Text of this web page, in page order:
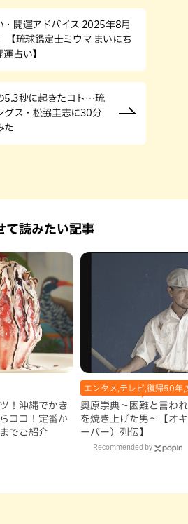
・開運アドバイス 2025年8月
【琉球鑑定士ミウマ まいにち
占い】
5.3秒に起きたコト…琉
グス・松脇圭志に30分
た
て読みたい記事
！沖縄でかき
ココ！定番か
でご紹介
エンタメ,テレビ,復帰50年,
奥原崇典～困難と言わ
を焼き上げた男～【オ
ーバー）列伝】
Recommended by